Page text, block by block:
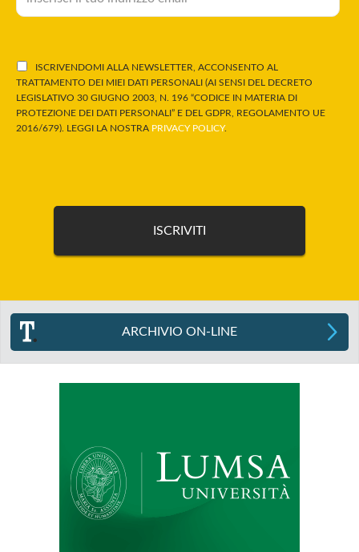
ISCRIVENDOMI ALLA NEWSLETTER, ACCONSENTO AL
TRATTAMENTO DEI MIEI DATI PERSONALI (AI SENSI DEL DECRETO
LEGISLATIVO 30 GIUGNO 2003, N. 196 “CODICE IN MATERIA DI
PROTEZIONE DEI DATI PERSONALI” E DEL GDPR, REGOLAMENTO UE
2016/679). LEGGI LA NOSTRA PRIVACY POLICY.
ARCHIVIO ON-LINE